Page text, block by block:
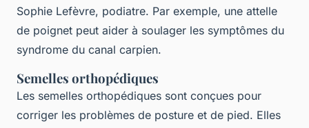
Sophie Lefèvre, podiatre. Par exemple, une attelle
de poignet peut aider à soulager les symptômes du
syndrome du canal carpien.
Semelles orthopédiques
Les semelles orthopédiques sont conçues pour
corriger les problèmes de posture et de pied. Elles